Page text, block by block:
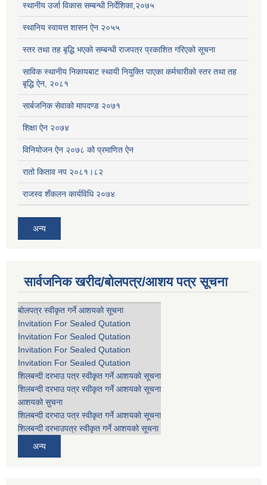
स्थानीय उर्जा विकास सम्बन्धी निर्देशिका,२०७५
स्थानिय स्वायत्त शासन ऐन २०५५
स्तर तथा तह बृद्धि भएको सम्बन्धी राजपत्र प्रकाशित गरिएको सूचना
साविक स्थानीय निकायबाट स्थायी नियुक्ति पाएका कर्मचारीको स्तर तथा तह
बृद्धि ऐन, २०८१
सार्बजनिक सेवाको मापदण्ड २०७१
शिक्षा ऐन २०७४
विनियोजन ऐन २०७८ को प्रमाणित ऐन
रातो किताव नप २०८१।८२
राजस्व शँकलन कार्यविधि २०७४
अन्य
सार्वजनिक खरीद/बोलपत्र/आशय पत्र सूचना
बोलपत्र स्वीकृत गर्ने आशयको सूचना
Invitation For Sealed Qutation
Invitation For Sealed Qutation
Invitation For Sealed Qutation
Invitation For Sealed Qutation
शिलबन्दी दरभाउ पत्र स्वीकृत गर्ने आशयको सूचना
शिलबन्दी दरभाउ पत्र स्वीकृत गर्ने आशयको सूचना
आशयको सुचना
शिलबन्दी दरभाउ पत्र स्वीकृत गर्ने आशयको सूचना
शिलबन्दी दरभाउपत्र स्वीकृत गर्ने आशयको सूचना
अन्य